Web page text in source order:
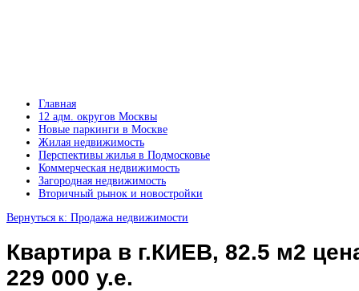
Главная
12 адм. округов Москвы
Новые паркинги в Москве
Жилая недвижимость
Перспективы жилья в Подмосковье
Коммерческая недвижимость
Загородная недвижимость
Вторичный рынок и новостройки
Вернуться к: Продажа недвижимости
Квартира в г.КИЕВ, 82.5 м2
229 000 у.е.